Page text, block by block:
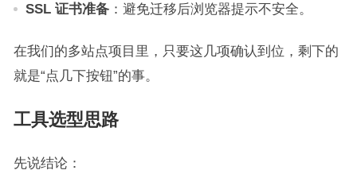
SSL 证书准备：避免迁移后浏览器提示不安全。
在我们的多站点项目里，只要这几项确认到位，剩下的
就是“点几下按钮”的事。
工具选型思路
先说结论：